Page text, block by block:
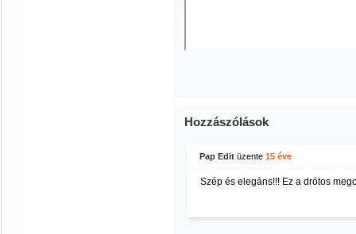
Hozzászólások
Pap Edit üzente 15 éve
Szép és elegáns!!! Ez a drótos